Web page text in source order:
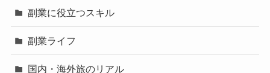
副業に役立つスキル
副業ライフ
国内・海外旅のリアル